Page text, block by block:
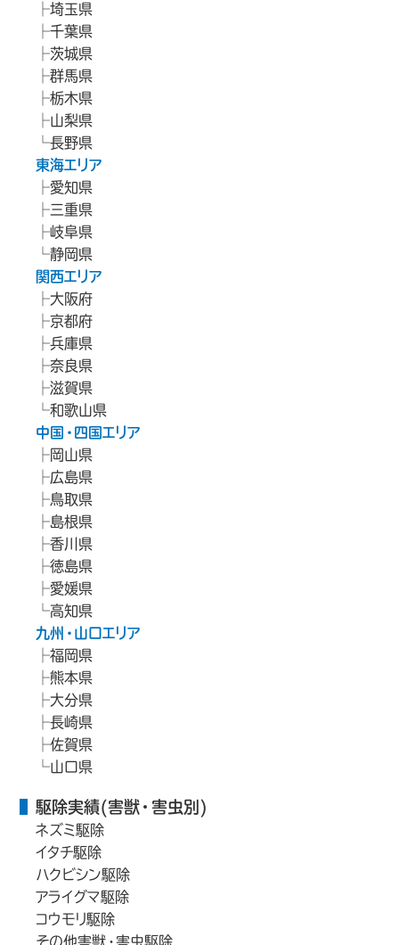
埼玉県
千葉県
茨城県
群馬県
栃木県
山梨県
長野県
東海エリア
愛知県
三重県
岐阜県
静岡県
関西エリア
大阪府
京都府
兵庫県
奈良県
滋賀県
和歌山県
中国・四国エリア
岡山県
広島県
鳥取県
島根県
香川県
徳島県
愛媛県
高知県
九州・山口エリア
福岡県
熊本県
大分県
長崎県
佐賀県
山口県
駆除実績(害獣・害虫別)
ネズミ駆除
イタチ駆除
ハクビシン駆除
アライグマ駆除
コウモリ駆除
その他害獣・害虫駆除